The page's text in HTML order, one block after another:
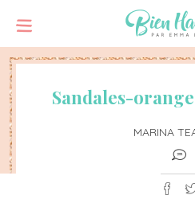
Sandales-
MARINA